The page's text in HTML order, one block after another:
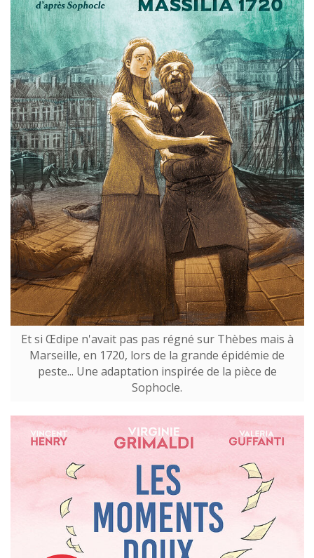
Et si Œdipe n'avait pas pas régné sur Thèbes mais à
Marseille, en 1720, lors de la grande épidémie de
peste... Une adaptation inspirée de la pièce de
Sophocle.